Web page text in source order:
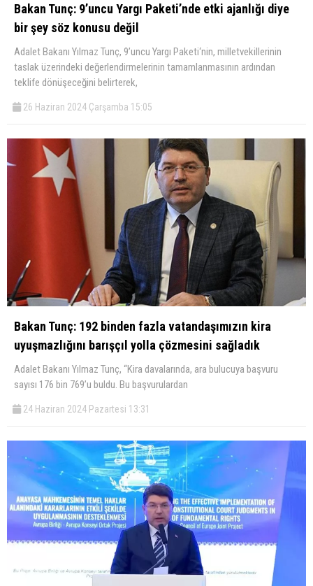
Bakan Tunç: 9’uncu Yargı Paketi’nde etki ajanlığı diye
bir şey söz konusu değil
Adalet Bakanı Yılmaz Tunç, 9’uncu Yargı Paketi‘nin, milletvekillerinin
taslak üzerindeki değerlendirmelerinin tamamlanmasının ardından
teklife dönüşeceğini belirterek,
26 Haziran 2024 Çarşamba 15:05
Bakan Tunç: 192 binden fazla vatandaşımızın kira
uyuşmazlığını barışçıl yolla çözmesini sağladık
Adalet Bakanı Yılmaz Tunç, “Kira davalarında, ara bulucuya başvuru
sayısı 176 bin 769’u buldu. Bu başvurulardan
24 Haziran 2024 Pazartesi 13:31